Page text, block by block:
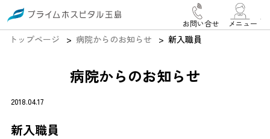
メニュー
お問い合せ
トップページ 病院からのお知らせ 新入職員
病院からのお知らせ
2018.04.17
新入職員